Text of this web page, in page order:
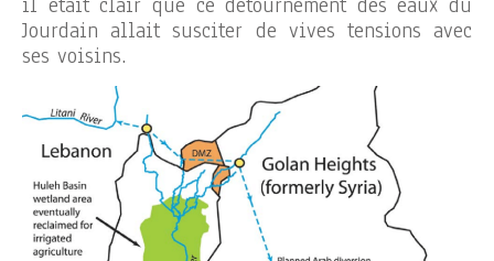
Jourdain allait susciter de vives tensions avec
ses voisins.